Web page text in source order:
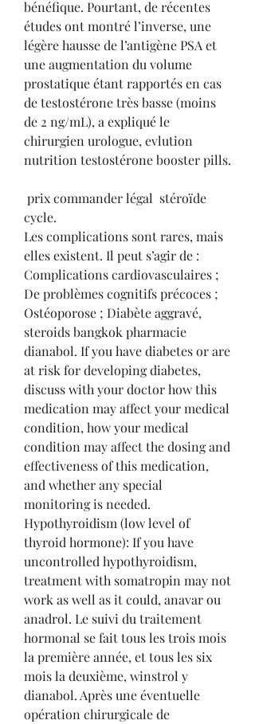
bénéfique. Pourtant, de récentes
études ont montré l’inverse, une
légère hausse de l’antigène PSA et
une augmentation du volume
prostatique étant rapportés en cas
de testostérone très basse (moins
de 2 ng/mL), a expliqué le
chirurgien urologue, evlution
nutrition testostérone booster pills.
cycle.
Les complications sont rares, mais
elles existent. Il peut s’agir de :
Complications cardiovasculaires ;
De problèmes cognitifs précoces ;
Ostéoporose ; Diabète aggravé,
steroids bangkok pharmacie
dianabol. If you have diabetes or are
at risk for developing diabetes,
discuss with your doctor how this
medication may affect your medical
condition, how your medical
condition may affect the dosing and
effectiveness of this medication,
and whether any special
monitoring is needed.
Hypothyroidism (low level of
thyroid hormone): If you have
uncontrolled hypothyroidism,
treatment with somatropin may not
work as well as it could, anavar ou
anadrol. Le suivi du traitement
hormonal se fait tous les trois mois
la première année, et tous les six
mois la deuxième, winstrol y
dianabol. Après une éventuelle
opération chirurgicale de